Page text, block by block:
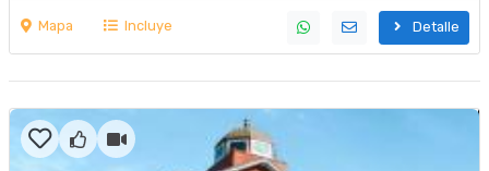
Mapa Incluye Detalle